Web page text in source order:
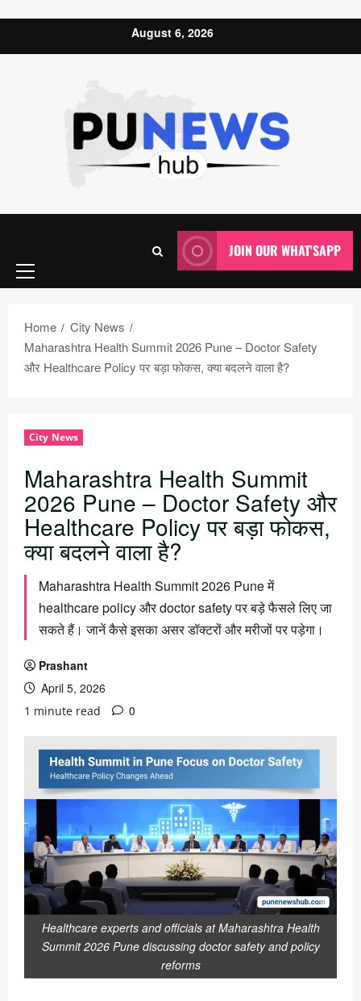
August 6, 2026
JOIN OUR WHAT'SAPP
Home
City News
Maharashtra Health Summit 2026 Pune – Doctor Safety
और Healthcare Policy पर बड़ा फोकस, क्या बदलने वाला है?
City News
Maharashtra Health Summit
2026 Pune – Doctor Safety और
Healthcare Policy पर बड़ा फोकस,
क्या बदलने वाला है?
Maharashtra Health Summit 2026 Pune में
healthcare policy और doctor safety पर बड़े फैसले लिए जा
सकते हैं। जानें कैसे इसका असर डॉक्टरों और मरीजों पर पड़ेगा।
Prashant
April 5, 2026
1 minute read 0
Healthcare experts and officials at Maharashtra Health
Summit 2026 Pune discussing doctor safety and policy
reforms